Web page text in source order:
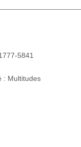
5841
: Multitudes